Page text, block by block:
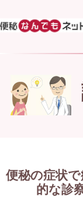
便秘の症状
的な診